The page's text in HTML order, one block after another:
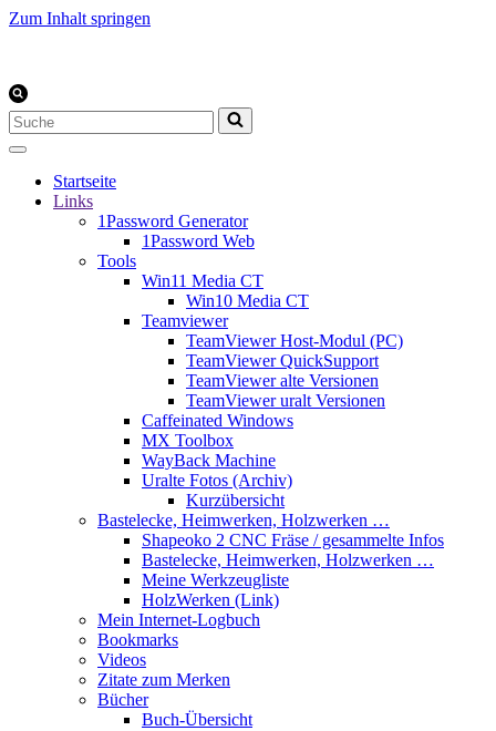
Zum Inhalt springen
Suchen
nach …
Startseite
Links
1Password Generator
1Password Web
Tools
Win11 Media CT
Win10 Media CT
Teamviewer
TeamViewer Host-Modul (PC)
TeamViewer QuickSupport
TeamViewer alte Versionen
TeamViewer uralt Versionen
Caffeinated Windows
MX Toolbox
WayBack Machine
Uralte Fotos (Archiv)
Kurzübersicht
Bastelecke, Heimwerken, Holzwerken …
Shapeoko 2 CNC Fräse / gesammelte Infos
Bastelecke, Heimwerken, Holzwerken …
Meine Werkzeugliste
HolzWerken (Link)
Mein Internet-Logbuch
Bookmarks
Videos
Zitate zum Merken
Bücher
Buch-Übersicht